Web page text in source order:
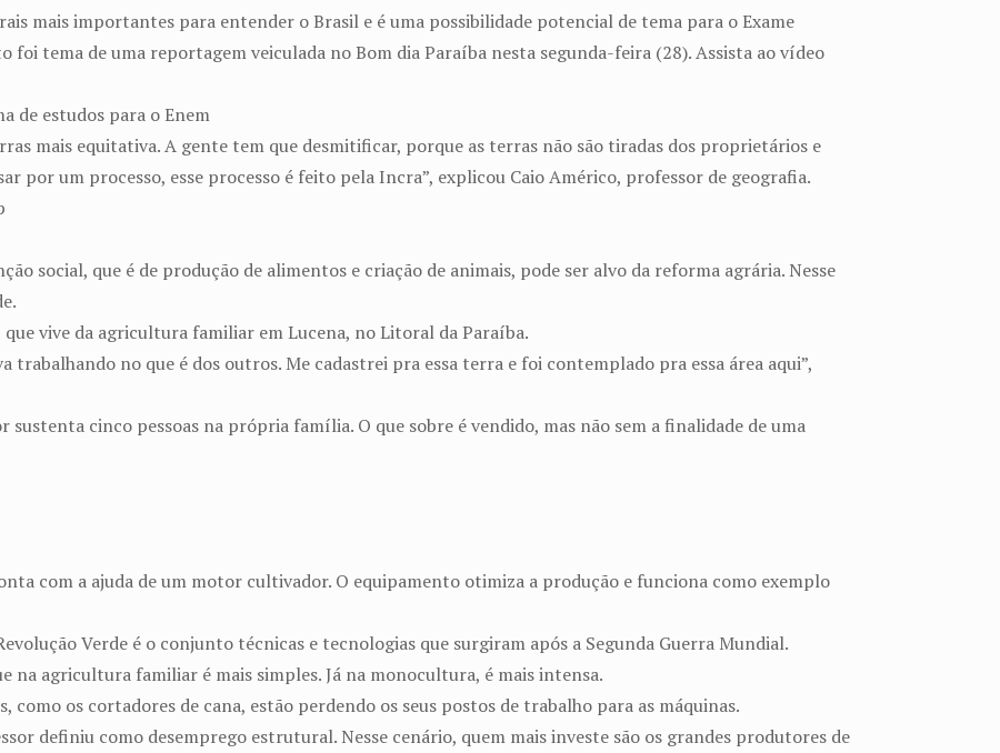
mais importantes para entender o Brasil e é uma possibilidade potencial de tema para o Exame
foi tema de uma reportagem veiculada no Bom dia Paraíba nesta segunda-feira (28). Assista ao vídeo
de estudos para o Enem
mais equitativa. A gente tem que desmitificar, porque as terras não são tiradas dos proprietários e
por um processo, esse processo é feito pela Incra”, explicou Caio Américo, professor de geografia.
social, que é de produção de alimentos e criação de animais, pode ser alvo da reforma agrária. Nesse
vive da agricultura familiar em Lucena, no Litoral da Paraíba.
trabalhando no que é dos outros. Me cadastrei pra essa terra e foi contemplado pra essa área aqui”,
cinco pessoas na própria família. O que sobre é vendido, mas não sem a finalidade de uma
com a ajuda de um motor cultivador. O equipamento otimiza a produção e funciona como exemplo
Verde é o conjunto técnicas e tecnologias que surgiram após a Segunda Guerra Mundial.
na agricultura familiar é mais simples. Já na monocultura, é mais intensa.
como os cortadores de cana, estão perdendo os seus postos de trabalho para as máquinas.
definiu como desemprego estrutural. Nesse cenário, quem mais investe são os grandes produtores de